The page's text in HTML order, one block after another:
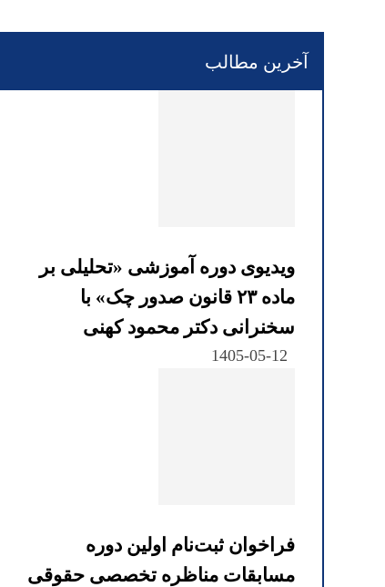
آخرین مطالب
ویدیوی دوره آموزشی «تحلیلی بر
ماده ۲۳ قانون صدور چک» با
سخنرانی دکتر محمود کهنی
1405-05-12
فراخوان ثبت‌نام اولین دوره
مسابقات مناظره تخصصی حقوقی